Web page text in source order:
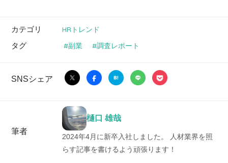
カテゴリ HRトレンド
タグ 副業 調査レポート
SNSシェア
筆者
樋口 雄哉
2024年4月に新卒入社しました。 人材業界を照
らす記事を書けるよう頑張ります！